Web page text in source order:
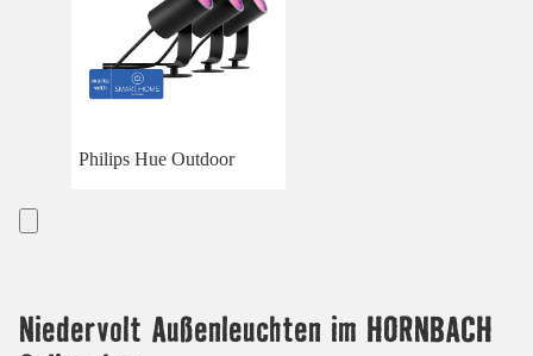
Philips Hue Outdoor